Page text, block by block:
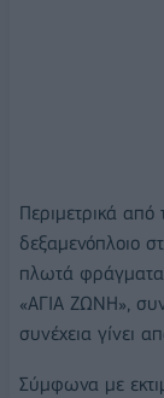
Περιμετρικά από
δεξαμενόπλοιο
πλωτά φράγματα,
«ΑΓΙΑ ΖΩΝΗ»,
συνέχεια γίνει
Σύμφωνα με